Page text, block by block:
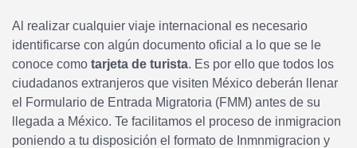
Al realizar cualquier viaje internacional es necesario
identificarse con algún documento oficial a lo que se le
conoce como tarjeta de turista. Es por ello que todos los
ciudadanos extranjeros que visiten México deberán llenar
el Formulario de Entrada Migratoria (FMM) antes de su
llegada a México. Te facilitamos el proceso de inmigracion
poniendo a tu disposición el formato de Inmnmigracion y